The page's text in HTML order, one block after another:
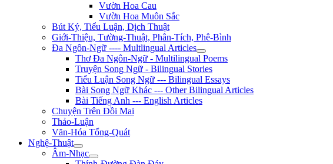
Vườn Hoa Cau
Vườn Hoa Muôn Sắc
Bút Ký, Tiểu Luận, Dịch Thuật
Giới-Thiệu, Tường-Thuật, Phân-Tích, Phê-Bình
Đa Ngôn-Ngữ ---- Multlingual Articles
Thơ Đa Ngôn-Ngữ - Multilingual Poems
Truyện Song Ngữ - Bilingual Stories
Tiểu Luận Song Ngữ --- Bilingual Essays
Bài Song Ngữ Khác --- Other Bilingual Articles
Bài Tiếng Anh --- English Articles
Chuyện Trên Đồi Mai
Thảo-Luận
Văn-Hóa Tổng-Quát
Nghệ-Thuật
Âm-Nhạc